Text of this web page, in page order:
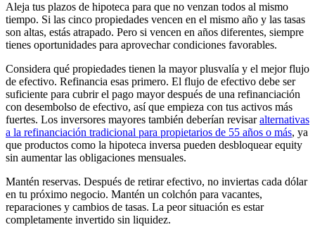
Aleja tus plazos de hipoteca para que no venzan todos al mismo
tiempo. Si las cinco propiedades vencen en el mismo año y las tasas
son altas, estás atrapado. Pero si vencen en años diferentes, siempre
tienes oportunidades para aprovechar condiciones favorables.
Considera qué propiedades tienen la mayor plusvalía y el mejor flujo
de efectivo. Refinancia esas primero. El flujo de efectivo debe ser
suficiente para cubrir el pago mayor después de una refinanciación
con desembolso de efectivo, así que empieza con tus activos más
fuertes. Los inversores mayores también deberían revisaralternativas
a la refinanciación tradicional para propietarios de 55 años o más, ya
que productos como la hipoteca inversa pueden desbloquear equity
sin aumentar las obligaciones mensuales.
Mantén reservas. Después de retirar efectivo, no inviertas cada dólar
en tu próximo negocio. Mantén un colchón para vacantes,
reparaciones y cambios de tasas. La peor situación es estar
completamente invertido sin liquidez.